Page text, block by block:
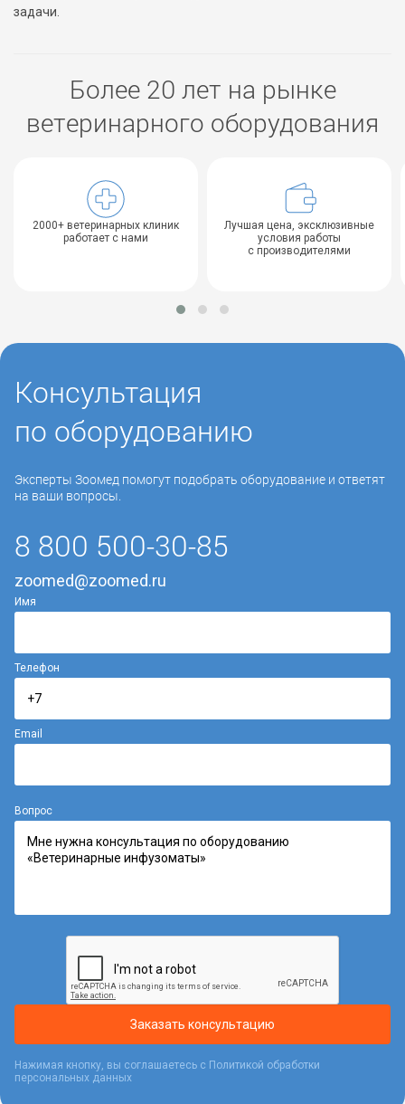
задачи.
Более 20 лет на рынке
ветеринарного оборудования
2000+ ветеринарных клиник
работает с нами
Лучшая цена, эксклюзивные
условия работы
с производителями
Консультация
по оборудованию
Эксперты Зоомед помогут подобрать оборудование и ответят
на ваши вопросы.
8 800 500-30-85
zoomed@zoomed.ru
Имя
Телефон
Email
Вопрос
Заказать консультацию
Нажимая кнопку, вы соглашаетесь с Политикой обработки
персональных данных